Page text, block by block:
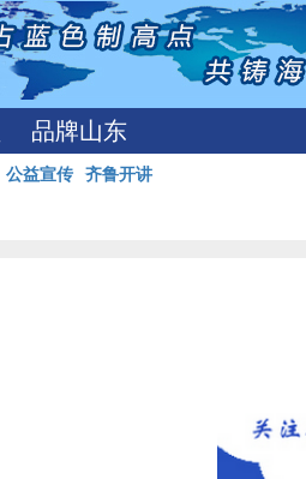
品牌山东
公益宣传 齐鲁开讲